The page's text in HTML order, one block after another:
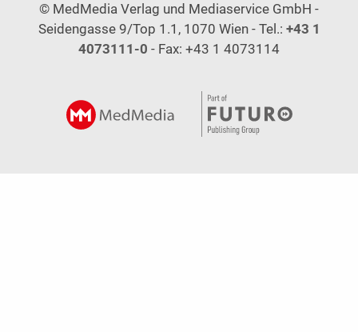
© MedMedia Verlag und Mediaservice GmbH -
Seidengasse 9/Top 1.1, 1070 Wien - Tel.: +43 1
4073111-0 - Fax: +43 1 4073114